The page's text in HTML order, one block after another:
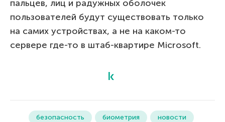
пальцев, лиц и радужных оболочек
пользователей будут существовать только
на самих устройствах, а не на каком-то
сервере где-то в штаб-квартире Microsoft.
безопасность биометрия
новости